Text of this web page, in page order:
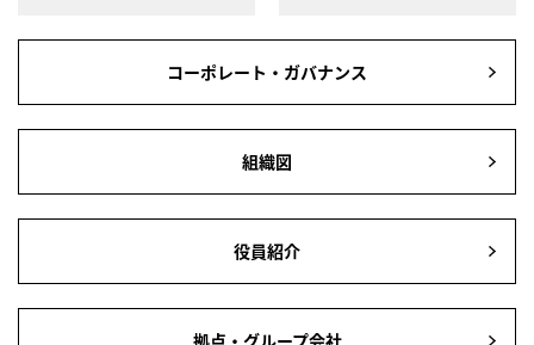
コーポレート・ガバナンス
組織図
役員紹介
拠点・グループ会社